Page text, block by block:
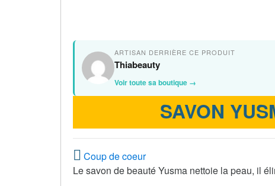
ARTISAN DERRIÈRE CE PRODUIT
Thiabeauty
Voir toute sa boutique →
SAVON
Coup de coeur
Le savon de beauté Yusma nettoie la peau, il